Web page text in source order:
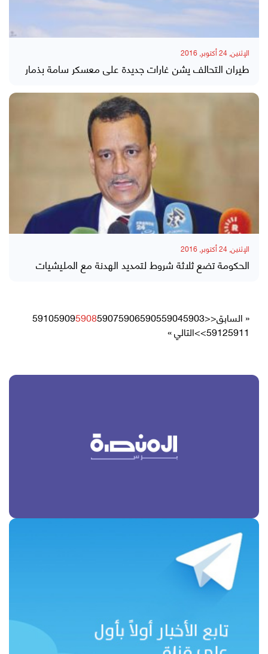
الإثنين, 24 أكتوبر, 2016
طيران التحالف يشن غارات جديدة على معسكر سامة بذمار
الإثنين, 24 أكتوبر, 2016
الحكومة تضع ثلاثة شروط لتمديد الهدنة مع المليشيات
« السابق<<
5903
5904
5905
5906
5907
5908
5909
5910
5911
5912
>>التالي »